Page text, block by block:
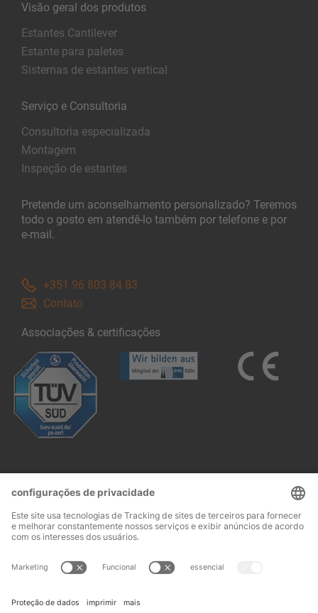
Visão geral dos produtos
Estantes Cantilever
Estante para paletes
Sistemas de estantes vertical
Serviço e Consultoria
Consultoria especializada
Montagem
Inspeção de estantes
Pretende um aconselhamento personalizado? Teremos
todo o gosto em atendê-lo também por telefone e por
e-mail.
+351 96 803 84 83
Contato
Associações & certificações